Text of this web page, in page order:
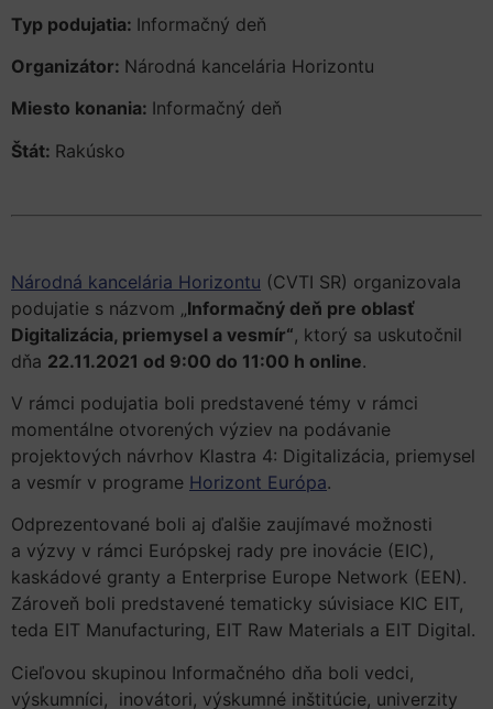
Typ podujatia: Informačný deň
Organizátor: Národná kancelária Horizontu
Miesto konania: Informačný deň
Štát: Rakúsko
Národná kancelária Horizontu (CVTI SR) organizovala
podujatie s názvom „Informačný deň pre oblasť
Digitalizácia, priemysel a vesmír“, ktorý sa uskutočnil
dňa 22.11.2021 od 9:00 do 11:00 h online.
V rámci podujatia boli predstavené témy v rámci
momentálne otvorených výziev na podávanie
projektových návrhov Klastra 4: Digitalizácia, priemysel
a vesmír v programe Horizont Európa.
Odprezentované boli aj ďalšie zaujímavé možnosti
a výzvy v rámci Európskej rady pre inovácie (EIC),
kaskádové granty a Enterprise Europe Network (EEN).
Zároveň boli predstavené tematicky súvisiace KIC EIT,
teda EIT Manufacturing, EIT Raw Materials a EIT Digital.
Cieľovou skupinou Informačného dňa boli vedci,
výskumníci, inovátori, výskumné inštitúcie, univerzity